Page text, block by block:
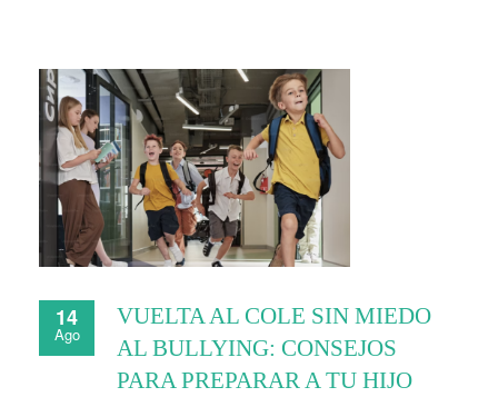
14
Ago
VUELTA AL COLE SIN MIEDO
AL BULLYING: CONSEJOS
PARA PREPARAR A TU HIJO